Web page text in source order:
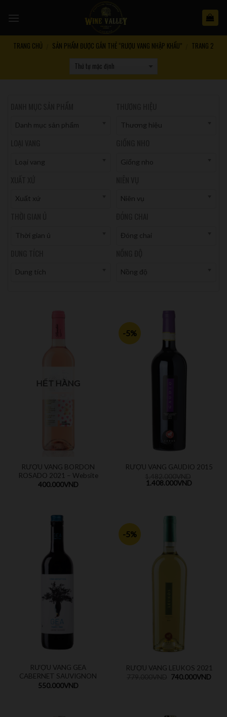
TRANG CHỦ SẢN PHẨM ĐƯỢC GẮN THẺ “RƯỢU VANG NHẬP KHẨU” TRANG 2
Danh mục sản phẩm Thương hiệu
Loại vang Giống nho
Xuất xứ Niên vụ
Thời gian ủ Đóng chai
Dung tích Nồng độ
HẾT HÀNG
RƯỢU VANG BORDON
ROSADO 2021 – Website
400.000VND
-5%
RƯỢU VANG GAUDIO 2015
1.408.000VND
RƯỢU VANG GEA
CABERNET SAUVIGNON
550.000VND
-5%
RƯỢU VANG LEUKOS 2021
740.000VND